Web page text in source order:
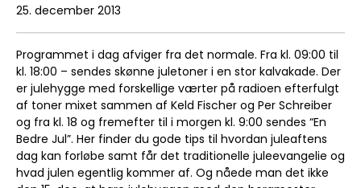
25. december 2013
Programmet i dag afviger fra det normale. Fra kl. 09:00 til
kl. 18:00 – sendes skønne juletoner i en stor kalvakade. Der
er julehygge med forskellige værter på radioen efterfulgt
af toner mixet sammen af Keld Fischer og Per Schreiber
og fra kl. 18 og fremefter til i morgen kl. 9:00 sendes “En
Bedre Jul”. Her finder du gode tips til hvordan juleaftens
dag kan forløbe samt får det traditionelle juleevangelie og
hvad julen egentlig kommer af. Og nåede man det ikke